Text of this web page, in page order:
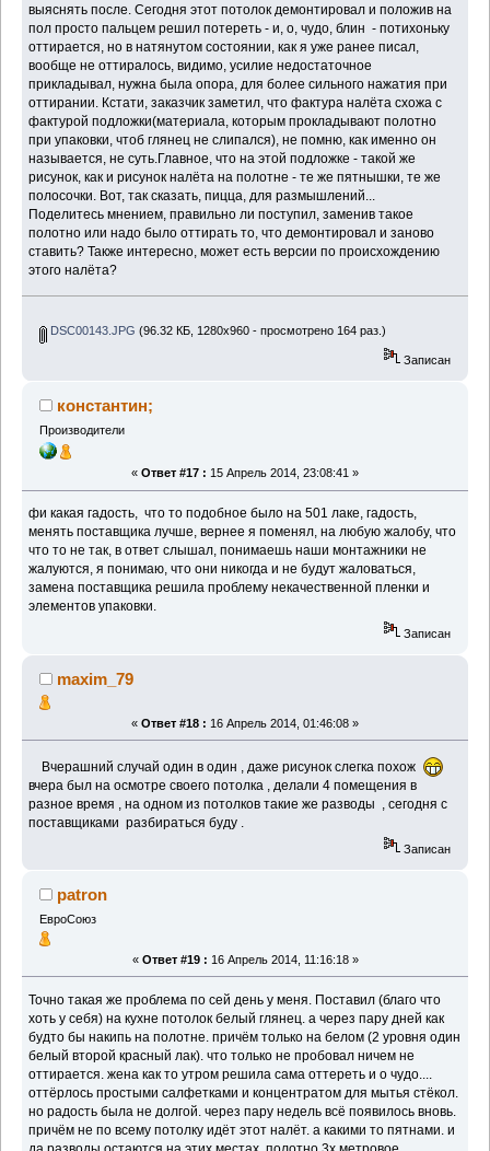
выяснять после. Сегодня этот потолок демонтировал и положив на
пол просто пальцем решил потереть - и, о, чудо, блин - потихоньку
оттирается, но в натянутом состоянии, как я уже ранее писал,
вообще не оттиралось, видимо, усилие недостаточное
прикладывал, нужна была опора, для более сильного нажатия при
оттирании. Кстати, заказчик заметил, что фактура налёта схожа с
фактурой подложки(материала, которым прокладывают полотно
при упаковки, чтоб глянец не слипался), не помню, как именно он
называется, не суть.Главное, что на этой подложке - такой же
рисунок, как и рисунок налёта на полотне - те же пятнышки, те же
полосочки. Вот, так сказать, пицца, для размышлений...
Поделитесь мнением, правильно ли поступил, заменив такое
полотно или надо было оттирать то, что демонтировал и заново
ставить? Также интересно, может есть версии по происхождению
этого налёта?
DSC00143.JPG (96.32 КБ, 1280x960 - просмотрено 164 раз.)
Записан
константин;
Производители
« Ответ #17 : 15 Апрель 2014, 23:08:41 »
фи какая гадость, что то подобное было на 501 лаке, гадость,
менять поставщика лучше, вернее я поменял, на любую жалобу, что
что то не так, в ответ слышал, понимаешь наши монтажники не
жалуются, я понимаю, что они никогда и не будут жаловаться,
замена поставщика решила проблему некачественной пленки и
элементов упаковки.
Записан
maxim_79
« Ответ #18 : 16 Апрель 2014, 01:46:08 »
Вчерашний случай один в один , даже рисунок слегка похож
вчера был на осмотре своего потолка , делали 4 помещения в
разное время , на одном из потолков такие же разводы , сегодня с
поставщиками разбираться буду .
Записан
patron
ЕвроСоюз
« Ответ #19 : 16 Апрель 2014, 11:16:18 »
Точно такая же проблема по сей день у меня. Поставил (благо что
хоть у себя) на кухне потолок белый глянец. а через пару дней как
будто бы накипь на полотне. причём только на белом (2 уровня один
белый второй красный лак). что только не пробовал ничем не
оттирается. жена как то утром решила сама оттереть и о чудо....
оттёрлось простыми салфетками и концентратом для мытья стёкол.
но радость была не долгой. через пару недель всё появилось вновь.
причём не по всему потолку идёт этот налёт. а какими то пятнами. и